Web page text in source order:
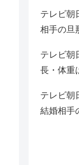
テレビ朝
相手の旦
テレビ朝
長・体重
テレビ朝
結婚相手